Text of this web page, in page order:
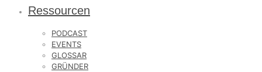
Ressourcen
PODCAST
EVENTS
GLOSSAR
GRÜNDER